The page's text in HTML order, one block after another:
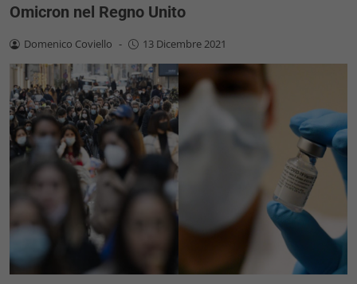
Omicron nel Regno Unito
Domenico Coviello - 13 Dicembre 2021